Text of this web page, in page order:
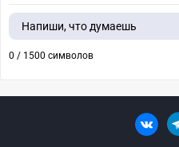
Напиши, что думаешь
0 / 1500 символов